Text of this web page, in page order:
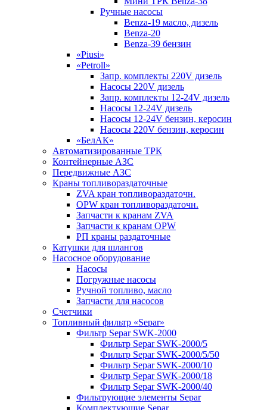
Ручные насосы
Benza-19 масло, дизель
Benza-20
Benza-39 бензин
«Piusi»
«Petroll»
Запр. комплекты 220V дизель
Насосы 220V дизель
Запр. комплекты 12-24V дизель
Насосы 12-24V дизель
Насосы 12-24V бензин, керосин
Насосы 220V бензин, керосин
«БелАК»
Автоматизированные ТРК
Контейнерные АЗС
Передвижные АЗС
Краны топливораздаточные
ZVA кран топливораздаточн.
OPW кран топливораздаточн.
Запчасти к кранам ZVA
Запчасти к кранам OPW
РП краны раздаточные
Катушки для шлангов
Насосное оборудование
Насосы
Погружные насосы
Ручной топливо, масло
Запчасти для насосов
Счетчики
Топливный фильтр «Separ»
Фильтр Separ SWK-2000
Фильтр Separ SWK-2000/5
Фильтр Separ SWK-2000/5/50
Фильтр Separ SWK-2000/10
Фильтр Separ SWK-2000/18
Фильтр Separ SWK-2000/40
Фильтрующие элементы Separ
Комплектующие Separ